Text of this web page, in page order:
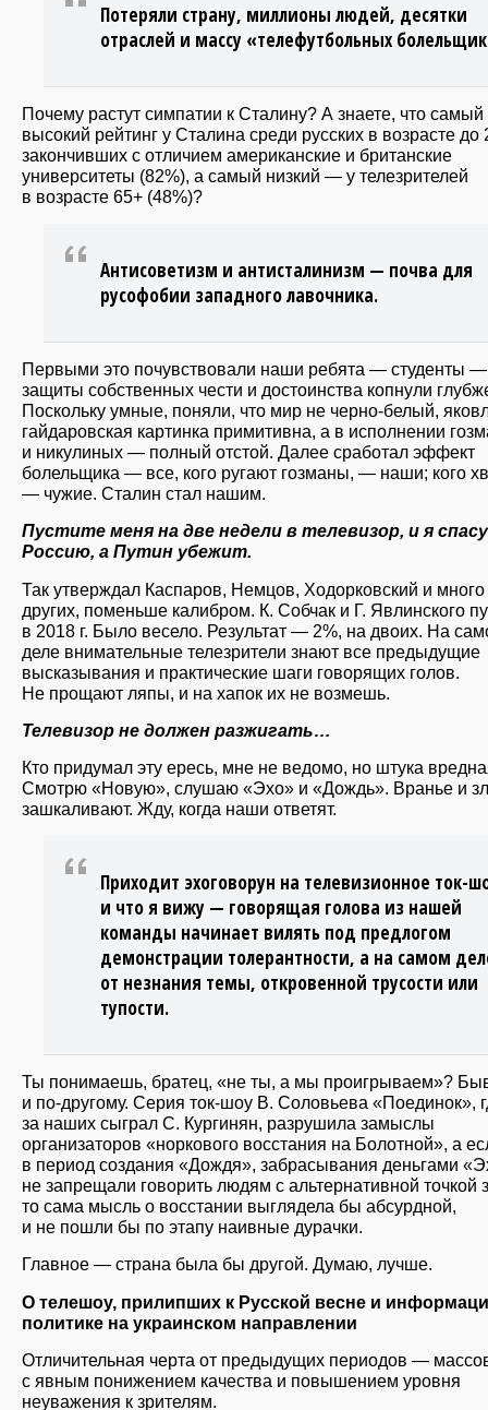
Потеряли страну, миллионы людей, десятки
отраслей и массу «телефутбольных
Почему растут симпатии к Сталину? А знаете, что самый
высокий рейтинг у Сталина среди русских в возрасте до
закончивших с отличием американские и британские
университеты (82%), а самый низкий — у телезрителей
в возрасте 65+ (48%)?
Антисоветизм и антисталинизм — почва для
русофобии западного лавочника.
Первыми это почувствовали наши ребята — студенты
защиты собственных чести и достоинства копнули
Поскольку умные, поняли, что мир не черно-белый,
гайдаровская картинка примитивна, а в исполнении
и никулиных — полный отстой. Далее сработал эффект
болельщика — все, кого ругают гозманы, — наши; кого
— чужие. Сталин стал нашим.
Пустите меня на две недели в телевизор, и я спасу
Россию, а Путин убежит.
Так утверждал Каспаров, Немцов, Ходорковский и много
других, поменьше калибром. К. Собчак и Г. Явлинского
в 2018 г. Было весело. Результат — 2%, на двоих. На
деле внимательные телезрители знают все предыдущие
высказывания и практические шаги говорящих голов.
Не прощают ляпы, и на хапок их не возмешь.
Телевизор не должен разжигать…
Кто придумал эту ересь, мне не ведомо, но штука
Смотрю «Новую», слушаю «Эхо» и «Дождь». Вранье и
зашкаливают. Жду, когда наши ответят.
Приходит эхоговорун на телевизионное ток-
и что я вижу — говорящая голова из нашей
команды начинает вилять под предлогом
демонстрации толерантности, а на самом
от незнания темы, откровенной трусости или
тупости.
Ты понимаешь, братец, «не ты, а мы проигрываем»?
и по-другому. Серия ток-шоу В. Соловьева «Поединок»,
за наших сыграл С. Кургинян, разрушила замыслы
организаторов «норкового восстания на Болотной», а
в период создания «Дождя», забрасывания деньгами
не запрещали говорить людям с альтернативной точкой
то сама мысль о восстании выглядела бы абсурдной,
и не пошли бы по этапу наивные дурачки.
Главное — страна была бы другой. Думаю, лучше.
О телешоу, прилипших к Русской весне и
политике на украинском направлении
Отличительная черта от предыдущих периодов —
с явным понижением качества и повышением уровня
неуважения к зрителям.